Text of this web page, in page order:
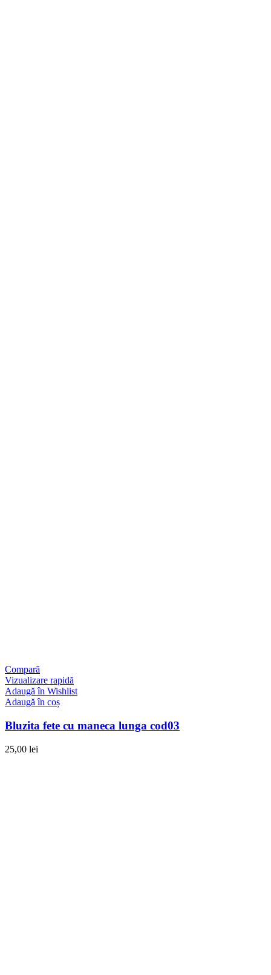
Compară
Vizualizare rapidă
Adaugă în Wishlist
Adaugă în coș
Bluzita fete cu maneca lunga cod03
25,00 lei